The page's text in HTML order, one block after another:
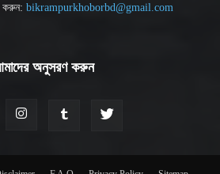
করুন: bikrampurkhoborbd@gmail.com
অনুসরণ করুন